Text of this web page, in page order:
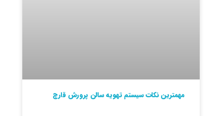
مهمترین نکات سیستم تهویه سالن پرورش قارچ